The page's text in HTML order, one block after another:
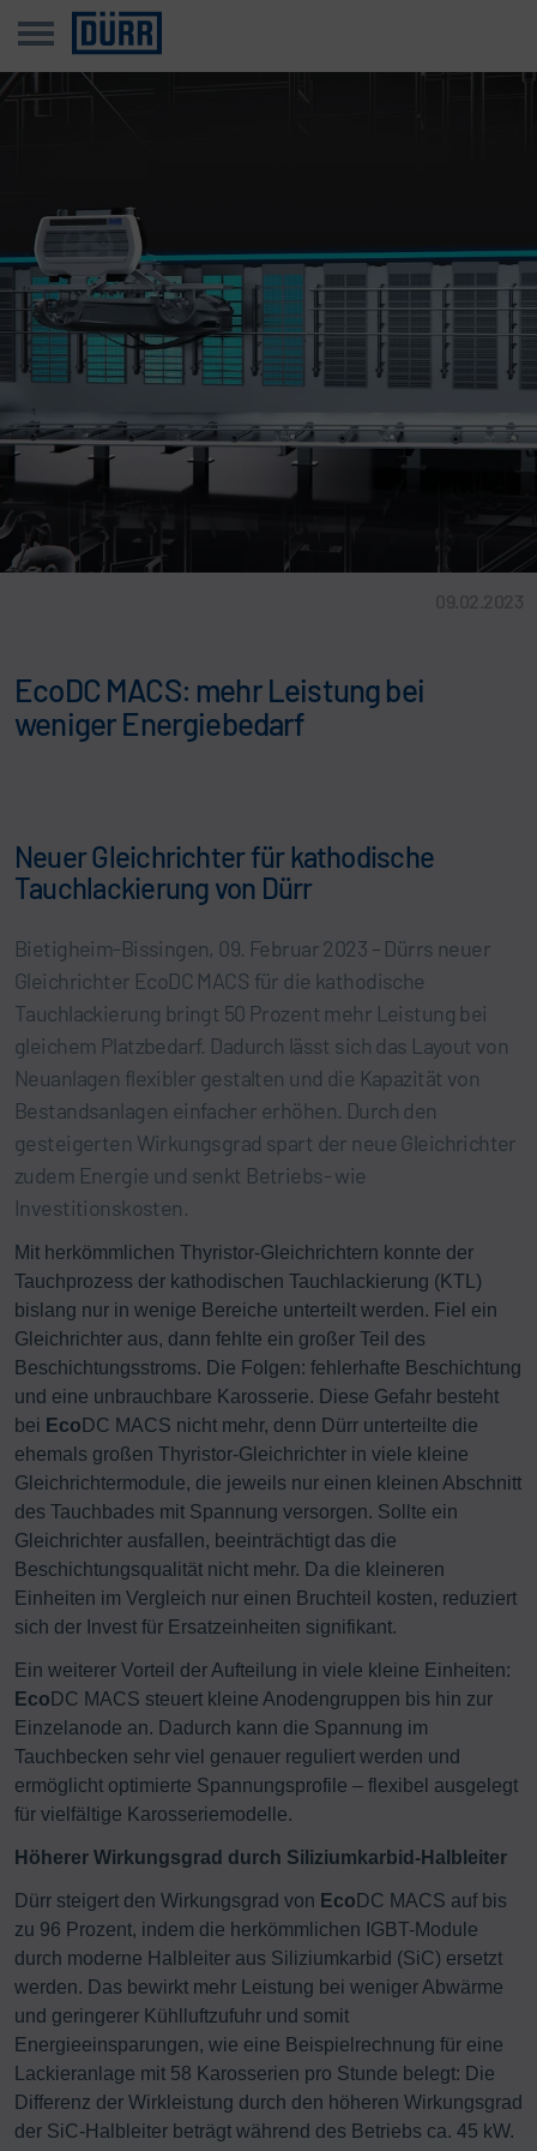
09.02.2023
EcoDC MACS: mehr Leistung bei
weniger Energiebedarf
Neuer Gleichrichter für kathodische
Tauchlackierung von Dürr
Bietigheim-Bissingen, 09. Februar 2023 – Dürrs neuer
Gleichrichter EcoDC MACS für die kathodische
Tauchlackierung bringt 50 Prozent mehr Leistung bei
gleichem Platzbedarf. Dadurch lässt sich das Layout von
Neuanlagen flexibler gestalten und die Kapazität von
Bestandsanlagen einfacher erhöhen. Durch den
gesteigerten Wirkungsgrad spart der neue Gleichrichter
zudem Energie und senkt Betriebs- wie
Investitionskosten.
Mit herkömmlichen Thyristor-Gleichrichtern konnte der
Tauchprozess der kathodischen Tauchlackierung (KTL)
bislang nur in wenige Bereiche unterteilt werden. Fiel ein
Gleichrichter aus, dann fehlte ein großer Teil des
Beschichtungsstroms. Die Folgen: fehlerhafte Beschichtung
und eine unbrauchbare Karosserie. Diese Gefahr besteht
bei Eco DC MACS nicht mehr, denn Dürr unterteilte die
ehemals großen Thyristor-Gleichrichter in viele kleine
Gleichrichtermodule, die jeweils nur einen kleinen Abschnitt
des Tauchbades mit Spannung versorgen. Sollte ein
Gleichrichter ausfallen, beeinträchtigt das die
Beschichtungsqualität nicht mehr. Da die kleineren
Einheiten im Vergleich nur einen Bruchteil kosten, reduziert
sich der Invest für Ersatzeinheiten signifikant.
Ein weiterer Vorteil der Aufteilung in viele kleine Einheiten:
Eco DC MACS steuert kleine Anodengruppen bis hin zur
Einzelanode an. Dadurch kann die Spannung im
Tauchbecken sehr viel genauer reguliert werden und
ermöglicht optimierte Spannungsprofile – flexibel ausgelegt
für vielfältige Karosseriemodelle.
Höherer Wirkungsgrad durch Siliziumkarbid-Halbleiter
Dürr steigert den Wirkungsgrad von Eco DC MACS auf bis
zu 96 Prozent, indem die herkömmlichen IGBT-Module
durch moderne Halbleiter aus Siliziumkarbid (SiC) ersetzt
werden. Das bewirkt mehr Leistung bei weniger Abwärme
und geringerer Kühlluftzufuhr und somit
Energieeinsparungen, wie eine Beispielrechnung für eine
Lackieranlage mit 58 Karosserien pro Stunde belegt: Die
Differenz der Wirkleistung durch den höheren Wirkungsgrad
der SiC-Halbleiter beträgt während des Betriebs ca. 45 kW.